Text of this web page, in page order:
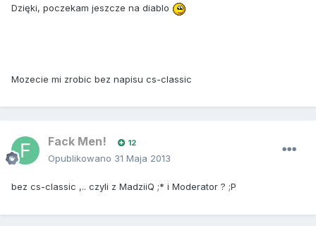
Dzięki, poczekam jeszcze na diablo
Mozecie mi zrobic bez napisu cs-classic
Fack Men! 12
Opublikowano 31 Maja 2013
bez cs-classic ,.. czyli z MadziiQ ;* i Moderator ? ;P